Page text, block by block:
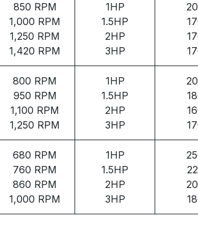
850 RPM
1,000 RPM
1,250 RPM
1,420 RPM
1HP
1.5HP
2HP
3HP
800 RPM
950 RPM
1,100 RPM
1,250 RPM
1HP
1.5HP
2HP
3HP
680 RPM
760 RPM
860 RPM
1,000 RPM
1HP
1.5HP
2HP
3HP